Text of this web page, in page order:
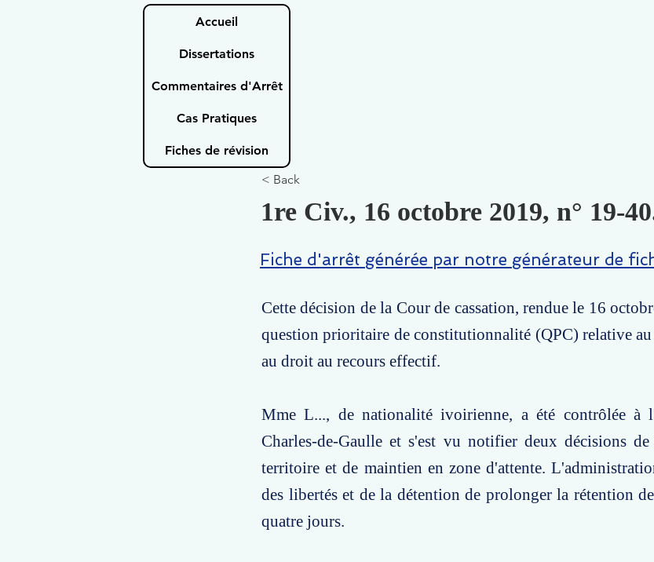
Accueil
Dissertations
Commentaires d'Arrêt
Cas Pratiques
Fiches de révision
< Back
1re Civ., 16 octobre 2019, n° 19-
Fiche d'arrêt générée par notre générateur de
Cette décision de la Cour de cassation, rendue le 16
question prioritaire de constitutionnalité (QPC) relative au
au droit au recours effectif.
Mme L..., de nationalité ivoirienne, a été contrôlée à
Charles-de-Gaulle et s'est vu notifier deux décisions
territoire et de maintien en zone d'attente.
des libertés et de la détention de prolonger la rétention
quatre jours.